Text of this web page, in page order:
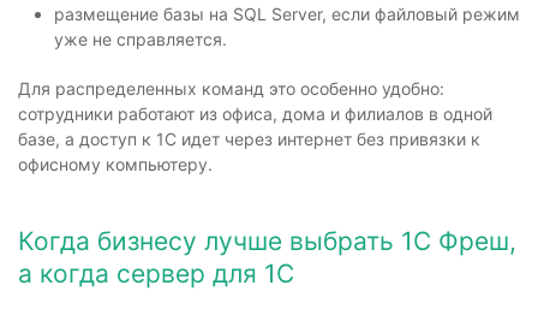
размещение базы на SQL Server, если файловый режим
уже не справляется.
Для распределенных команд это особенно удобно:
сотрудники работают из офиса, дома и филиалов в одной
базе, а доступ к 1С идет через интернет без привязки к
офисному компьютеру.
Когда бизнесу лучше выбрать 1С Фреш,
а когда сервер для 1С